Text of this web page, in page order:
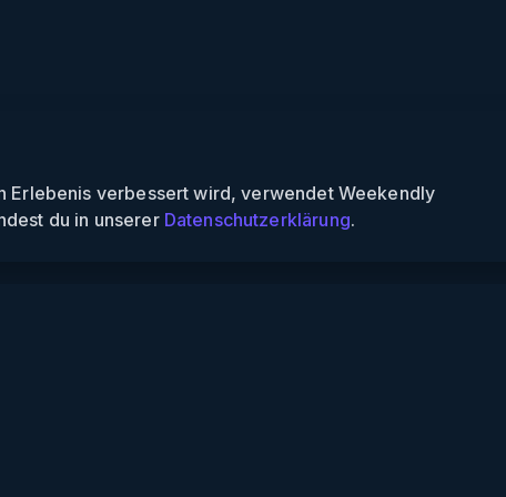
Erlebenis verbessert wird, verwendet Weekendly
du in unserer Datenschutzerklärung.